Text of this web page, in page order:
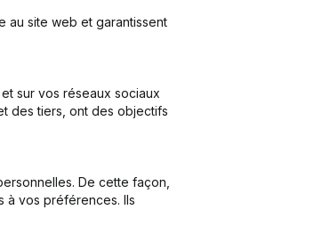
au site web et garantissent
sur vos réseaux sociaux
des tiers, ont des objectifs
De cette façon,
à vos préférences. Ils